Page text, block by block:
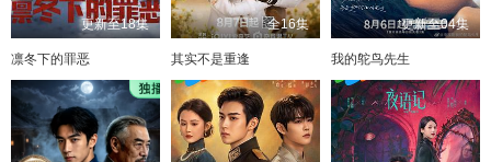
更新至18集
凛冬下的罪恶
全16集
其实不是重逢
更新至04集
我的鸵鸟先生